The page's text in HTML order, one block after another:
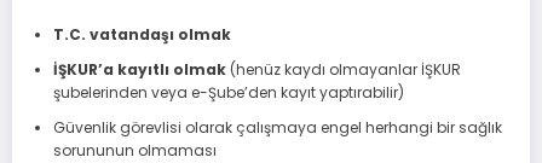
T.C. vatandaşı olmak
İŞKUR’a kayıtlı olmak(henüz kaydı olmayanlar İŞKUR
şubelerinden veya e-Şube’den kayıt yaptırabilir)
Güvenlik görevlisi olarak çalışmaya engel herhangi bir sağlık
sorununun olmaması